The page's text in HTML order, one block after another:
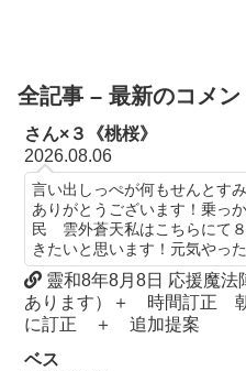
全記事 – 最新のコメン
さん×３《桃桜》
2026.08.06
言い出しっぺが何もせんとす
ありがとうございます！乗っ
民 雲外蒼天私はこちらにて
きたいと思います！元気やった
靈和8年8月8日 応援魔法
あります）＋ 時間訂正
に訂正 ＋ 追加提案
ベス